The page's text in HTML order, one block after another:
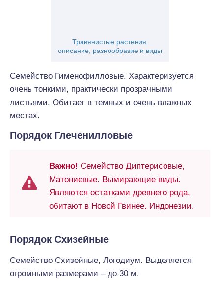
Травянистые растения:
описание, разнообразие и виды
Семейство Гименофилловые. Характеризуется
очень тонкими, практически прозрачными
листьями. Обитает в темных и очень влажных
местах.
Порядок Глеченилловые
Важно! Семейство Диптерисовые,
Матониевые. Вымирающие виды.
Являются остатками древнего рода,
обитают в Новой Гвинее, Индонезии.
Порядок Схизейные
Семейство Схизейные, Логодиум. Выделяется
огромными размерами – до 30 м.